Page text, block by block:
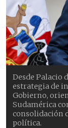
Desde Palacio
estrategia de
Gobierno,
Sudamérica
consolidación
política.